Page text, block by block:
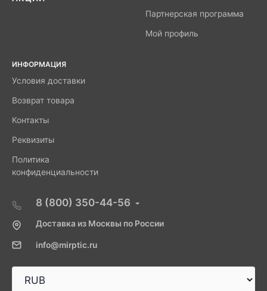
Партнерская программа
Мой профиль
ИНФОРМАЦИЯ
Условия доставки
Возврат товара
Контакты
Реквизиты
Политика
конфиденциальности
8 (800) 350-44-56
Доставка из Москвы по России
info@mirptic.ru